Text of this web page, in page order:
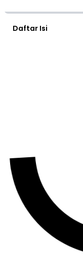
Daftar Isi